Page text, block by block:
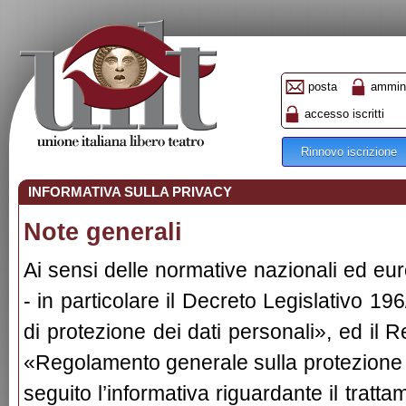
posta
accesso iscritti
Rinnovo iscrizione
INFORMATIVA SULLA PRIVACY
Note generali
Ai sensi delle normative nazionali ed
- in particolare il Decreto Legislativo
di protezione dei dati personali», ed il
«Regolamento generale sulla
seguito l’informativa riguardante il